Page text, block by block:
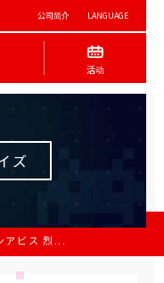
公司简介 LANGUAGE
活动
ズ
アビス 烈...